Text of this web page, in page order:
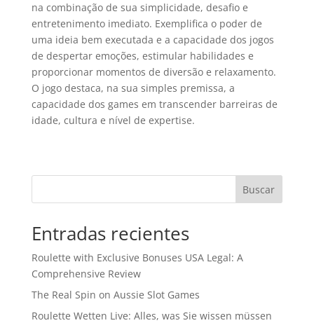
na combinação de sua simplicidade, desafio e
entretenimento imediato. Exemplifica o poder de
uma ideia bem executada e a capacidade dos jogos
de despertar emoções, estimular habilidades e
proporcionar momentos de diversão e relaxamento.
O jogo destaca, na sua simples premissa, a
capacidade dos games em transcender barreiras de
idade, cultura e nível de expertise.
Buscar
Entradas recientes
Roulette with Exclusive Bonuses USA Legal: A
Comprehensive Review
The Real Spin on Aussie Slot Games
Roulette Wetten Live: Alles, was Sie wissen müssen